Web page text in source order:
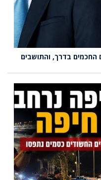
בדרך, והתושבים